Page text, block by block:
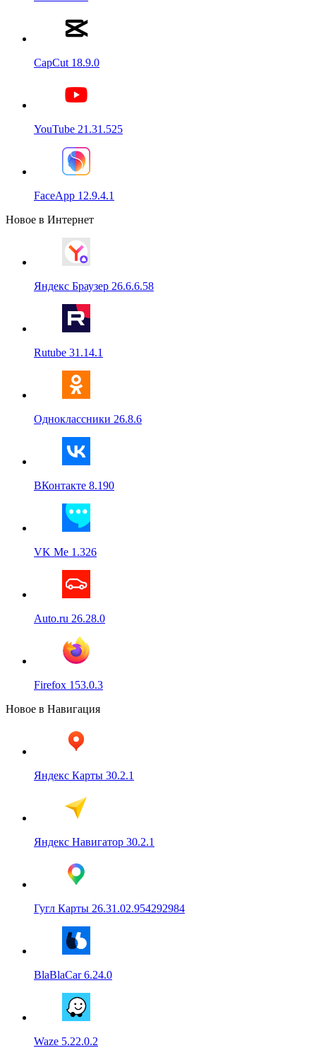
CapCut 18.9.0
YouTube 21.31.525
FaceApp 12.9.4.1
Новое в Интернет
Яндекс Браузер 26.6.6.58
Rutube 31.14.1
Одноклассники 26.8.6
ВКонтакте 8.190
VK Me 1.326
Auto.ru 26.28.0
Firefox 153.0.3
Новое в Навигация
Яндекс Карты 30.2.1
Яндекс Навигатор 30.2.1
Гугл Карты 26.31.02.954292984
BlaBlaCar 6.24.0
Waze 5.22.0.2